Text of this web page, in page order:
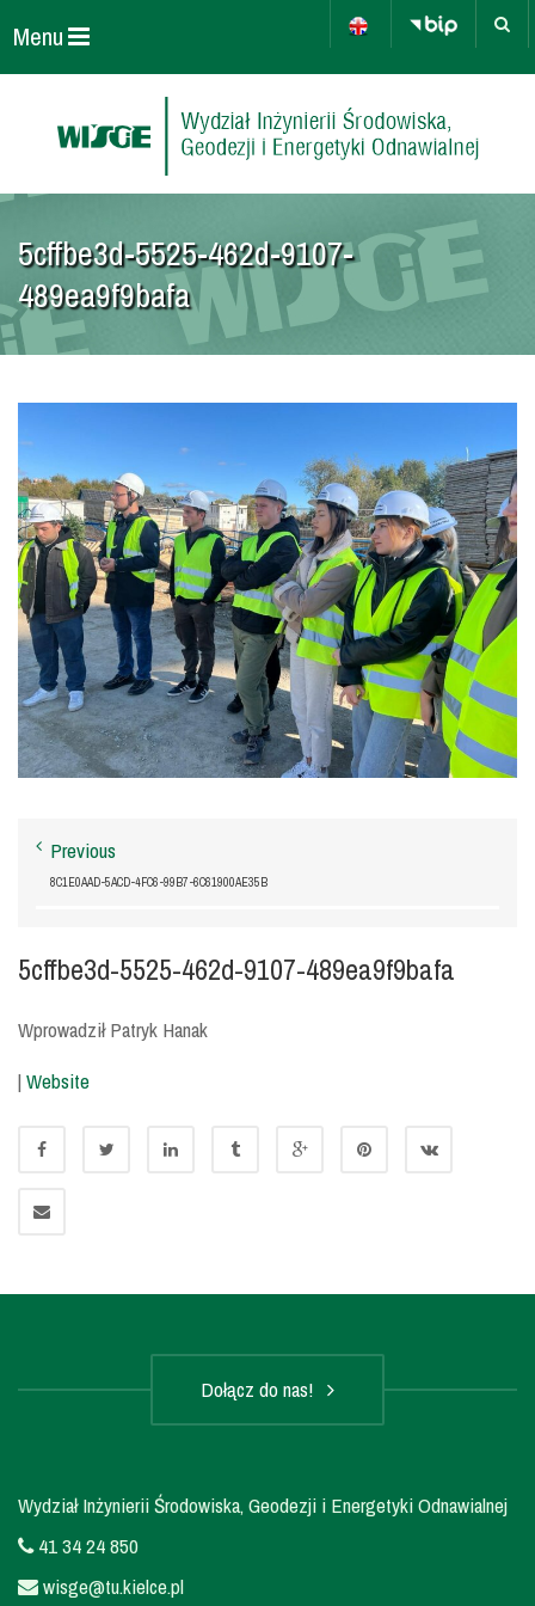
Menu
5cffbe3d-5525-462d-9107-
489ea9f9bafa
Previous
8C1E0AAD-5ACD-4FC6-99B7-6C61900AE35B
5cffbe3d-5525-462d-9107-489ea9f9bafa
Wprowadził Patryk Hanak
| Website
Dołącz do nas!
Wydział Inżynierii Środowiska, Geodezji i Energetyki Odnawialnej
41 34 24 850
wisge@tu.kielce.pl